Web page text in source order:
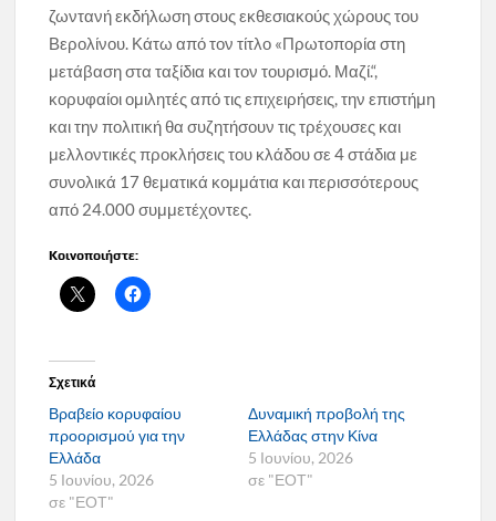
ζωντανή εκδήλωση στους εκθεσιακούς χώρους του
Βερολίνου. Κάτω από τον τίτλο «Πρωτοπορία στη
μετάβαση στα ταξίδια και τον τουρισμό. Μαζί.“,
κορυφαίοι ομιλητές από τις επιχειρήσεις, την επιστήμη
και την πολιτική θα συζητήσουν τις τρέχουσες και
μελλοντικές προκλήσεις του κλάδου σε 4 στάδια με
συνολικά 17 θεματικά κομμάτια και περισσότερους
από 24.000 συμμετέχοντες.
Κοινοποιήστε:
Σχετικά
Βραβείο κορυφαίου
προορισμού για την
Ελλάδα
5 Ιουνίου, 2026
σε "ΕΟΤ"
Δυναμική προβολή της
Ελλάδας στην Κίνα
5 Ιουνίου, 2026
σε "ΕΟΤ"